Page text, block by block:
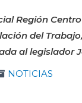
Región
del
al legislador
NOTICIAS